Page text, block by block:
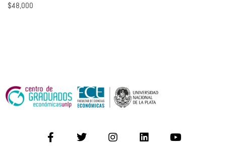
$48,000